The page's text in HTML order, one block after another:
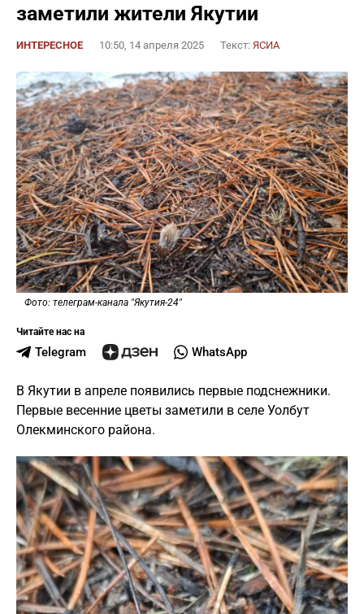
заметили жители Якутии
ИНТЕРЕСНОЕ 10:50, 14 апреля 2025 Текст: ЯСИА
Фото: телеграм-канала "Якутия-24"
Читайте нас на
Telegram WhatsApp
В Якутии в апреле появились первые подснежники.
Первые весенние цветы заметили в селе Уолбут
Олекминского района.